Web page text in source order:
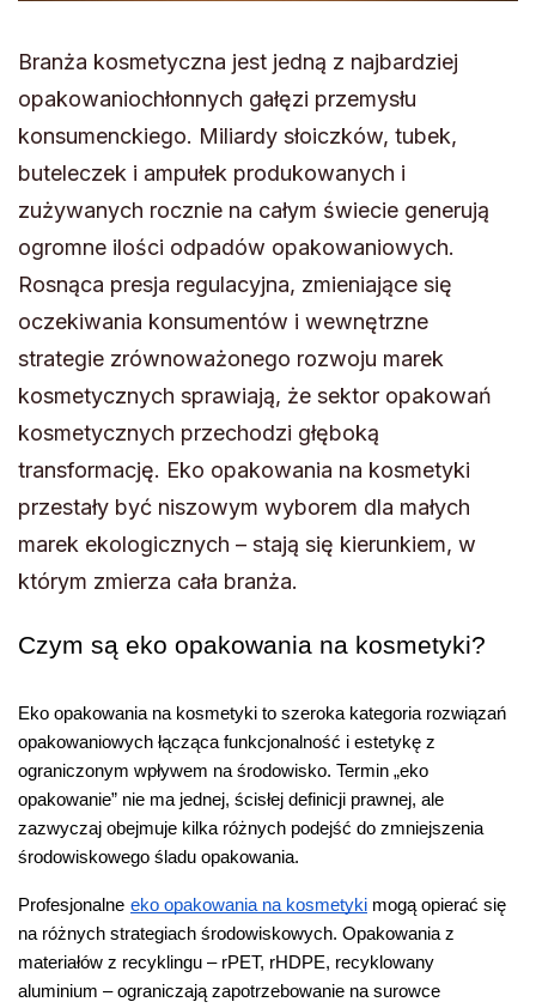
Branża kosmetyczna jest jedną z najbardziej
opakowaniochłonnych gałęzi przemysłu
konsumenckiego. Miliardy słoiczków, tubek,
buteleczek i ampułek produkowanych i
zużywanych rocznie na całym świecie generują
ogromne ilości odpadów opakowaniowych.
Rosnąca presja regulacyjna, zmieniające się
oczekiwania konsumentów i wewnętrzne
strategie zrównoważonego rozwoju marek
kosmetycznych sprawiają, że sektor opakowań
kosmetycznych przechodzi głęboką
transformację. Eko opakowania na kosmetyki
przestały być niszowym wyborem dla małych
marek ekologicznych – stają się kierunkiem, w
którym zmierza cała branża.
Czym są eko opakowania na kosmetyki?
Eko opakowania na kosmetyki to szeroka kategoria rozwiązań
opakowaniowych łącząca funkcjonalność i estetykę z
ograniczonym wpływem na środowisko. Termin „eko
opakowanie” nie ma jednej, ścisłej definicji prawnej, ale
zazwyczaj obejmuje kilka różnych podejść do zmniejszenia
środowiskowego śladu opakowania.
Profesjonalne eko opakowania na kosmetyki mogą opierać się
na różnych strategiach środowiskowych. Opakowania z
materiałów z recyklingu – rPET, rHDPE, recyklowany
aluminium – ograniczają zapotrzebowanie na surowce